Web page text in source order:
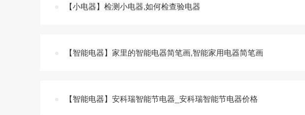
【小电器】检测小电器,如何检查验电器
【智能电器】家里的智能电器简笔画,智能家用电器简笔画
【智能电器】安科瑞智能节电器_安科瑞智能节电器价格